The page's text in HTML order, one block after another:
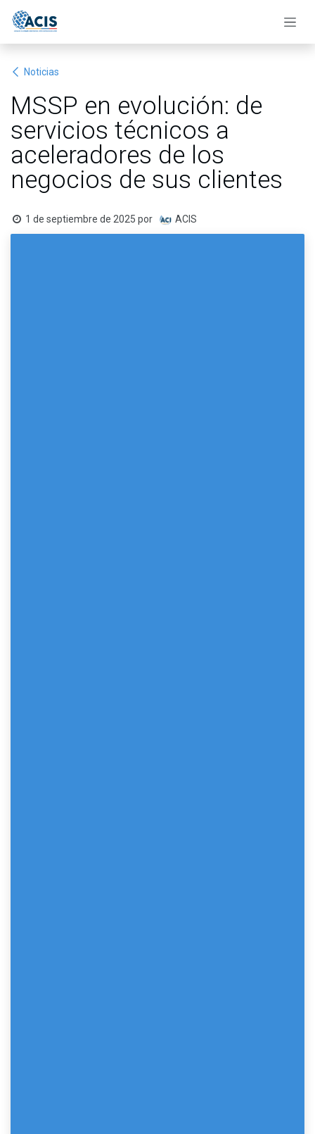
Noticias
MSSP en evolución: de
servicios técnicos a
aceleradores de los
negocios de sus clientes
1 de septiembre de 2025 por ACIS